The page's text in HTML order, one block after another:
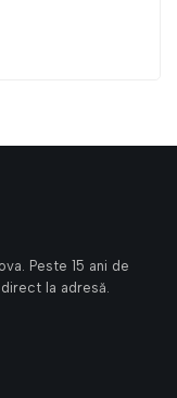
Peste 15 ani de
la adresă.